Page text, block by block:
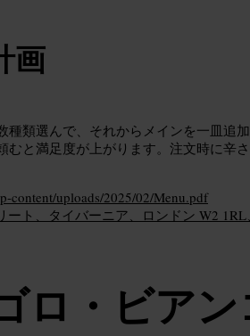
画
種類選んで、それからメインを一皿追
むと満足度が上がります。注文時に辛
content/uploads/2025/02/Menu.pdf
ート、タイバーニア、ロンドン W2
ロ・ビアン